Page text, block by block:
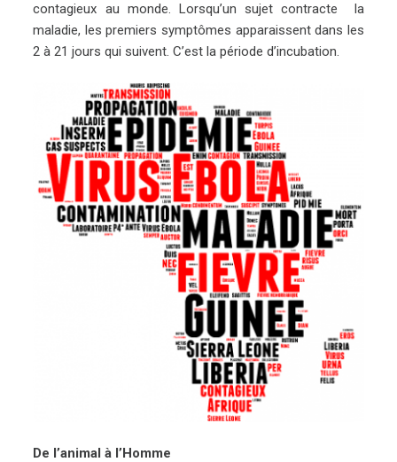
contagieux au monde. Lorsqu’un sujet contracte la
maladie, les premiers symptômes apparaissent dans les
2 à 21 jours qui suivent. C’est la période d’incubation.
De l’animal à l’Homme